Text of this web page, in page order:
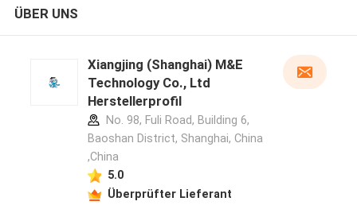
ÜBER UNS
Xiangjing (Shanghai) M&E
Technology Co., Ltd
Herstellerprofil
No. 98, Fuli Road, Building 6,
Baoshan District, Shanghai, China
,China
5.0
Überprüfter Lieferant